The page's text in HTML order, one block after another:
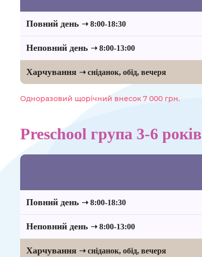
Повний день ➝ 8:00-18:30
Неповний день ➝ 8:00-13:00
Харчування ➝ сніданок, обід, вечеря
Одноразовий щорічний внесок 7 000 грн.
Preschool група 3-6 років
Повний день ➝ 8:00-18:30
Неповний день ➝ 8:00-13:00
Харчування ➝ сніданок, обід, вечеря